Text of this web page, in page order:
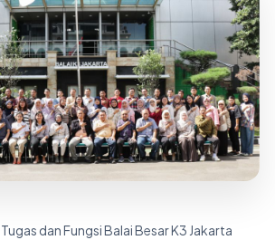
dan Fungsi Balai Besar K3 Jakarta